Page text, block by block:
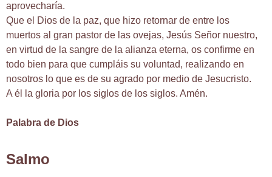
aprovecharía.
Que el Dios de la paz, que hizo retornar de entre los
muertos al gran pastor de las ovejas, Jesús Señor nuestro,
en virtud de la sangre de la alianza eterna, os confirme en
todo bien para que cumpláis su voluntad, realizando en
nosotros lo que es de su agrado por medio de Jesucristo.
A él la gloria por los siglos de los siglos. Amén.
Palabra de Dios
Salmo